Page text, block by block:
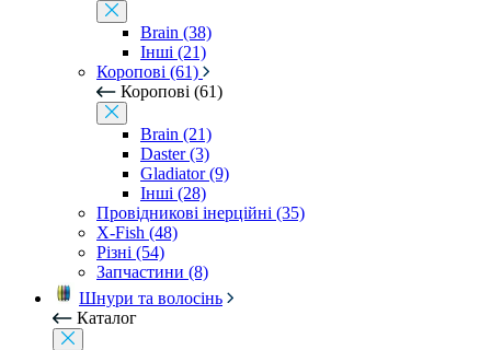
Brain (38)
Інші (21)
Коропові (61)
Коропові (61)
Brain (21)
Daster (3)
Gladiator (9)
Інші (28)
Провідникові інерційні (35)
X-Fish (48)
Різні (54)
Запчастини (8)
Шнури та волосінь
Каталог